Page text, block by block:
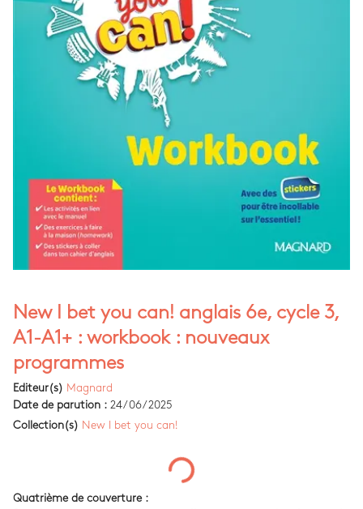
New I bet you can! anglais 6e, cycle 3,
A1-A1+ : workbook : nouveaux
programmes
Editeur(s) Magnard
Date de parution : 24/06/2025
Collection(s) New I bet you can!
Quatrième de couverture :